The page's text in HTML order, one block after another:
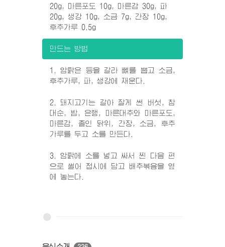
20g, 마른포도 10g, 마른감 30g, 파
20g, 생강 10g, 소금 7g, 간장 10g,
후추가루 0.5g
만드는 방법
1. 암탉은 등을 갈라 뼈를 뽑고 소금,
후추가루, 파, 생강에 재운다.
2. 돼지고기는 갈아 잘게 썬 버섯, 참
대순, 밤, 은행, 마른대추와 마른포도,
마른감, 졸인 닭위, 간장, 소금, 후추
가루를 두고 소를 만든다.
3. 암탉에 소를 넣고 싸서 찐 다음 편
으로 썰어 접시에 담고 배추볶음을 옆
에 놓는다.